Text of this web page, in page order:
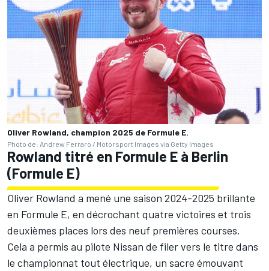
Oliver Rowland, champion 2025 de Formule E.
Photo de: Andrew Ferraro / Motorsport Images via Getty Images
Rowland titré en Formule E à Berlin
(Formule E)
Oliver Rowland a mené une saison 2024-2025 brillante
en Formule E, en décrochant quatre victoires et trois
deuxièmes places lors des neuf premières courses.
Cela a permis au pilote Nissan de filer vers le titre dans
le championnat tout électrique, un sacre émouvant